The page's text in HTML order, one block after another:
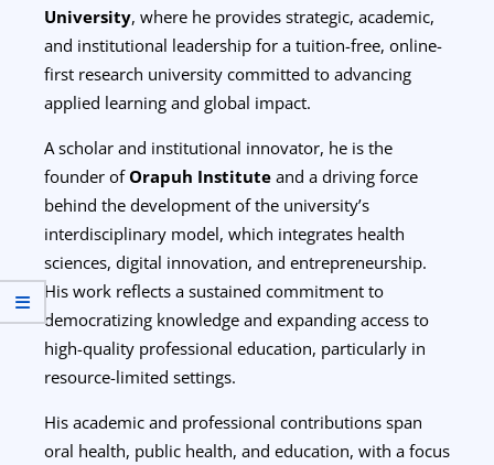
University, where he provides strategic, academic,
and institutional leadership for a tuition-free, online-
first research university committed to advancing
applied learning and global impact.
A scholar and institutional innovator, he is the
founder ofOrapuh Institute and a driving force
behind the development of the university’s
interdisciplinary model, which integrates health
sciences, digital innovation, and entrepreneurship.
His work reflects a sustained commitment to
democratizing knowledge and expanding access to
high-quality professional education, particularly in
resource-limited settings.
His academic and professional contributions span
oral health, public health, and education, with a focus